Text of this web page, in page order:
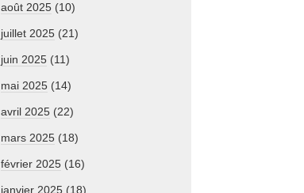
août 2025 (10)
juillet 2025 (21)
juin 2025 (11)
mai 2025 (14)
avril 2025 (22)
mars 2025 (18)
février 2025 (16)
janvier 2025 (18)